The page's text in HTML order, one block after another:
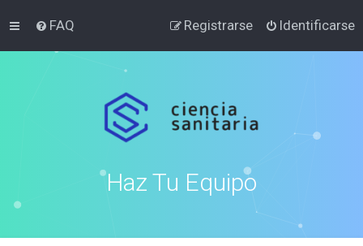
FAQ Identificarse
Registrarse
Haz Tu Equipo